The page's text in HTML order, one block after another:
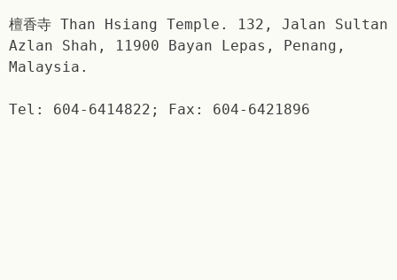
檀香寺 Than Hsiang Temple. 132, Jalan Sultan
Azlan Shah, 11900 Bayan Lepas, Penang,
Malaysia.
Tel: 604-6414822; Fax: 604-6421896